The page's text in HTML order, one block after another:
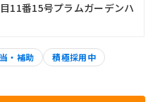
11番15号プラムガーデンハ
・補助
積極採用中